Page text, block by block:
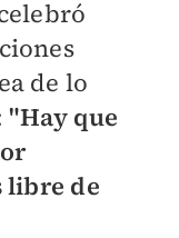
de lo
"Hay que
libre de